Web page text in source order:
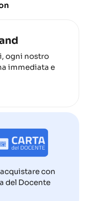
ogni nostro
immediata e
con
del Docente